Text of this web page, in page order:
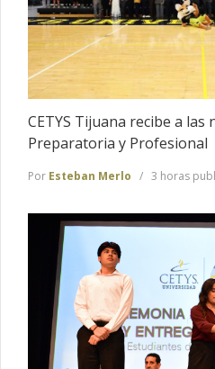
CETYS Tijuana recibe a las
Preparatoria y Profesional
Por Esteban Merlo 3 horas